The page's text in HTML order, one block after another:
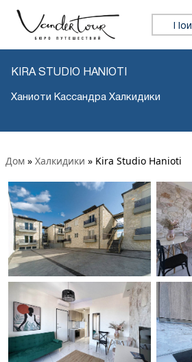
Искать:
KIRA STUDIO HANIOTI
Ханиоти Кассандра Халкидики
Дом » Халкидики » Kira Studio Hanioti